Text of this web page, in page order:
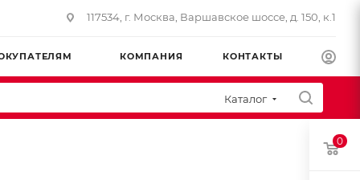
117534, г. Москва, Варшавское шоссе, д. 150, к.1
КОМПАНИЯ КОНТАКТЫ
Каталог
0